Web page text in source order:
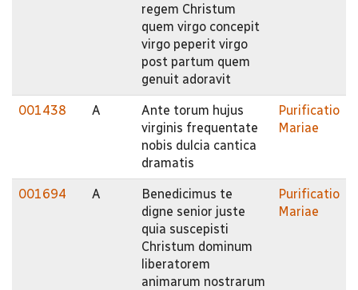
regem Christum
quem virgo concepit
virgo peperit virgo
post partum quem
genuit adoravit
001438 A
Ante torum hujus
virginis frequentate
nobis dulcia cantica
dramatis
Purificatio
Mariae
001694 A
Benedicimus te
digne senior juste
quia suscepisti
Christum dominum
liberatorem
animarum nostrarum
Purificatio
Mariae